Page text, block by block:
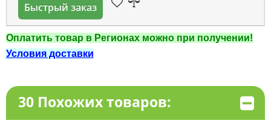
Быстрый заказ
Оплатить товар в Регионах можно при получении!
Условия доставки
30 Похожих товаров: